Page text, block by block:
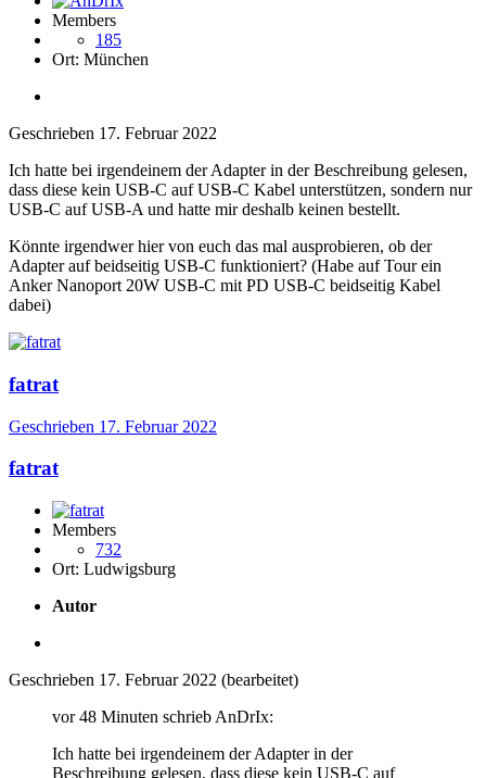
Members
185
Ort: München
Geschrieben 17. Februar 2022
Ich hatte bei irgendeinem der Adapter in der Beschreibung gelesen,
dass diese kein USB-C auf USB-C Kabel unterstützen, sondern nur
USB-C auf USB-A und hatte mir deshalb keinen bestellt.
Könnte irgendwer hier von euch das mal ausprobieren, ob der
Adapter auf beidseitig USB-C funktioniert? (Habe auf Tour ein
Anker Nanoport 20W USB-C mit PD USB-C beidseitig Kabel
dabei)
fatrat
Geschrieben 17. Februar 2022
fatrat
Members
732
Ort: Ludwigsburg
Autor
Geschrieben 17. Februar 2022 (bearbeitet)
vor 48 Minuten schrieb AnDrIx:
Ich hatte bei irgendeinem der Adapter in der
Beschreibung gelesen, dass diese kein USB-C auf